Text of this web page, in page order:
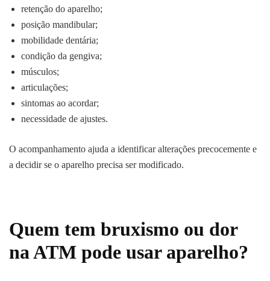
retenção do aparelho;
posição mandibular;
mobilidade dentária;
condição da gengiva;
músculos;
articulações;
sintomas ao acordar;
necessidade de ajustes.
O acompanhamento ajuda a identificar alterações precocemente e
a decidir se o aparelho precisa ser modificado.
Quem tem bruxismo ou dor
na ATM pode usar aparelho?